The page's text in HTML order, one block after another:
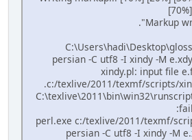
Markup
persian -C utf8 -I xindy -M
xindy.pl: input file
c:/texlive/2011/texmf/scripts/
perl.exe c:/texlive/2011/texmf/
persian -C utf8 -I xindy -M